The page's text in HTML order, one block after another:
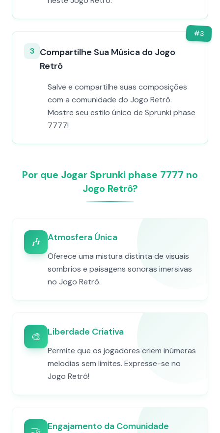
#3
3 Compartilhe Sua Música do Jogo
Retrô
Salve e compartilhe suas composições
com a comunidade do Jogo Retrô.
Mostre seu estilo único de Sprunki phase
7777!
Por que Jogar Sprunki phase 7777 no
Jogo Retrô?
🎶 Atmosfera Única
Oferece uma mistura distinta de visuais
sombrios e paisagens sonoras imersivas
no Jogo Retrô.
🎨 Liberdade Criativa
Permite que os jogadores criem inúmeras
melodias sem limites. Expresse-se no
Jogo Retrô!
Engajamento da Comunidade